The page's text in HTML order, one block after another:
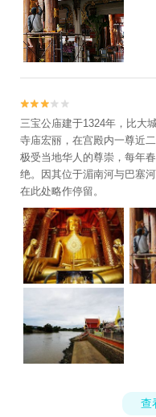


三宝公庙建于1324年，比大
寺庙宏丽，在宫殿内一尊近
极受当地华人的尊崇，每年
绝。因其位于湄南河与巴塞
在此处略作停留。
查